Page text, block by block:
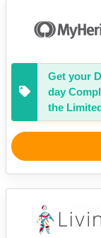
Get your
day
the